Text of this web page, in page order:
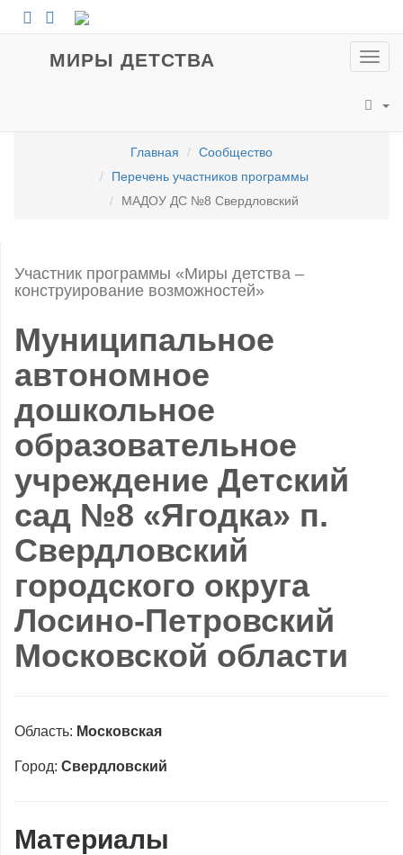
МИРЫ ДЕТСТВА
Главная
Сообщество
Перечень участников программы
МАДОУ ДС №8 Свердловский
Участник программы «Миры детства –
конструирование возможностей»
Муниципальное
автономное
дошкольное
образовательное
учреждение Детский
сад №8 «Ягодка» п.
Свердловский
городского округа
Лосино-Петровский
Московской области
Область: Московская
Город: Свердловский
Материалы